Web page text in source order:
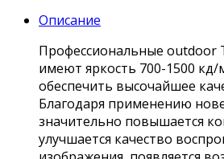
Описание
Профессиональные outdoor
имеют яркость 700-1500 кд/
обеспечить высочайшее
Благодаря применению
значительно повышается
улучшается качество